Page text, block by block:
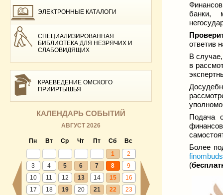
ЭЛЕКТРОННЫЕ КАТАЛОГИ
СПЕЦИАЛИЗИРОВАННАЯ
БИБЛИОТЕКА ДЛЯ НЕЗРЯЧИХ И
СЛАБОВИДЯЩИХ
КРАЕВЕДЕНИЕ ОМСКОГО
ПРИИРТЫШЬЯ
КАЛЕНДАРЬ СОБЫТИЙ
АВГУСТ 2026
Пн Вт Ср Чт Пт Сб
Вс
1
2
3
4 5 6 7 8
9
10
11 12 13 14 15
16
17
18 19 20 21 22
23
банки,
ответив
В
в
Подача
Более
(